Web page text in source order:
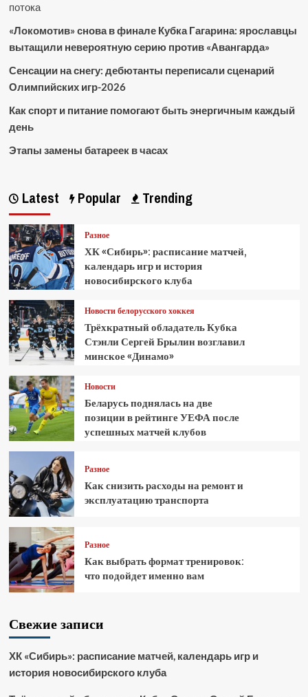
потока
«Локомотив» снова в финале Кубка Гагарина: ярославцы
вытащили невероятную серию против «Авангарда»
Сенсации на снегу: дебютанты переписали сценарий
Олимпийских игр-2026
Как спорт и питание помогают быть энергичным каждый
день
Этапы замены батареек в часах
Latest Popular Trending
Разное
ХК «Сибирь»: расписание матчей,
календарь игр и история
новосибирского клуба
Новости белорусского хоккея
Трёхкратный обладатель Кубка
Стэнли Сергей Брылин возглавил
минское «Динамо»
Новости
Беларусь поднялась на две
позиции в рейтинге УЕФА после
успешных матчей клубов
Разное
Как снизить расходы на ремонт и
эксплуатацию транспорта
Разное
Как выбрать формат тренировок:
что подойдет именно вам
Свежие записи
ХК «Сибирь»: расписание матчей, календарь игр и
история новосибирского клуба